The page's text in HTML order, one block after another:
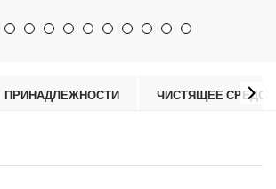
ПРИНАДЛЕЖНОСТИ ЧИСТЯЩЕЕ